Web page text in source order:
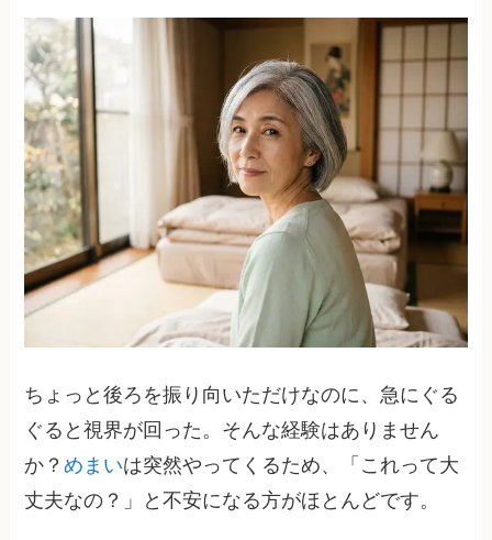
ちょっと後ろを振り向いただけなのに、急にぐる
ぐると視界が回った。そんな経験はありません
か？めまいは突然やってくるため、「これって大
丈夫なの？」と不安になる方がほとんどです。